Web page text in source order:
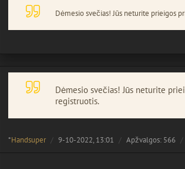
Dėmesio svečias! Jūs neturite prieigos
Dėmesio svečias! Jūs neturite
registruotis.
*Handsuper 9-10-2022, 13:01 Apžvalgos: 566